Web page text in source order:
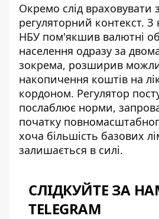
Окремо слід враховувати
регуляторний контекст. З
НБУ пом'якшив валютні
населення одразу за
зокрема, розширив
накопичення коштів на
кордоном. Регулятор
послаблює норми,
початку
хоча більшість базових
залишається в силі.
СЛІДКУЙТЕ ЗА
TELEGRAM